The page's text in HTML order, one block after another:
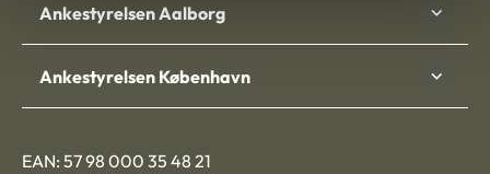
Ankestyrelsen Aalborg
Ankestyrelsen København
EAN: 57 98 000 35 48 21